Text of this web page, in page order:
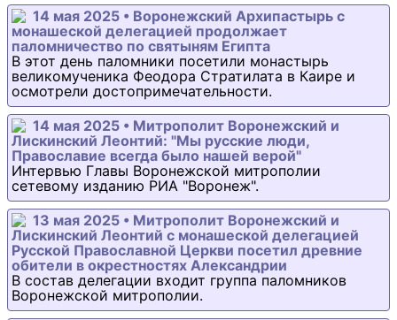
14 мая 2025 • Воронежский Архипастырь с
монашеской делегацией продолжает
паломничество по святыням Египта
В этот день паломники посетили монастырь
великомученика Феодора Стратилата в Каире и
осмотрели достопримечательности.
14 мая 2025 • Митрополит Воронежский и
Лискинский Леонтий: "Мы русские люди,
Православие всегда было нашей верой"
Интервью Главы Воронежской митрополии
сетевому изданию РИА "Воронеж".
13 мая 2025 • Митрополит Воронежский и
Лискинский Леонтий с монашеской делегацией
Русской Православной Церкви посетил древние
обители в окрестностях Александрии
В состав делегации входит группа паломников
Воронежской митрополии.